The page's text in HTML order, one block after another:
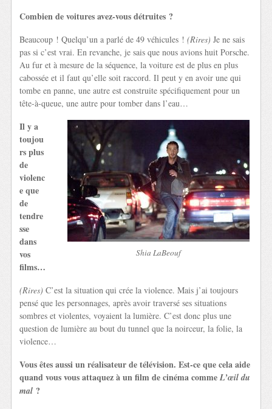
Combien de voitures avez-vous détruites ?
Beaucoup ! Quelqu’un a parlé de 49 véhicules !(Rires) Je ne sais
pas si c’est vrai. En revanche, je sais que nous avions huit Porsche.
Au fur et à mesure de la séquence, la voiture est de plus en plus
cabossée et il faut qu’elle soit raccord. Il peut y en avoir une qui
tombe en panne, une autre est construite spécifiquement pour un
tête-à-queue, une autre pour tomber dans l’eau…
Shia LaBeouf
Il y a
toujou
rs plus
de
violenc
e que
de
tendre
sse
dans
vos
films…
(Rires) C’est la situation qui crée la violence. Mais j’ai toujours
pensé que les personnages, après avoir traversé ses situations
sombres et violentes, voyaient la lumière. C’est donc plus une
question de lumière au bout du tunnel que la noirceur, la folie, la
violence…
Vous êtes aussi un réalisateur de télévision. Est-ce que cela aide
quand vous vous attaquez à un film de cinéma commeL’œil du
mal ?